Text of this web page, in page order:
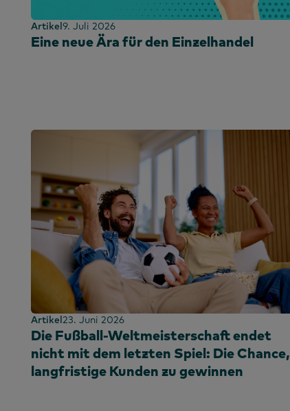
Artikel 9. Juli 2026
Eine neue Ära für den Einzelhandel
Artikel23. Juni 2026
Die Fußball-Weltmeisterschaft endet
nicht mit dem letzten Spiel: Die Chance,
langfristige Kunden zu gewinnen